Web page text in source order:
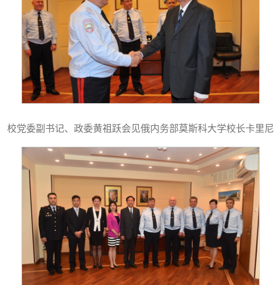
校党委副书记、政委黄祖跃会见俄内务部莫斯科大学校长卡里